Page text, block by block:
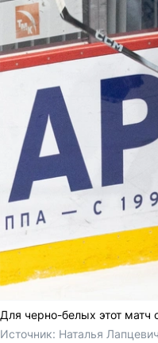
Для черно-белых этот матч
Источник: Наталья Лапцевич